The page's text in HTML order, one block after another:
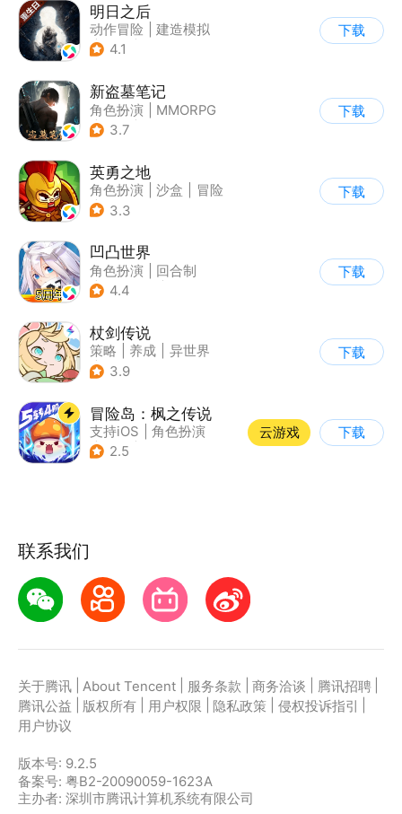
明日之后
动作冒险
建造模拟
| 丧尸
4.1
下载
新盗墓笔记
角色扮演
MMORPG
| 冒险
3.7
下载
英勇之地
角色扮演 沙盒
冒险
| steam游戏
3.3
下载
凹凸世界
角色扮演
回合制
| 动漫改编
4.4
下载
杖剑传说
策略 养成
异世界
| 二次元
3.9
下载
冒险岛：枫之传说
支持iOS
角色扮演
| 放置
2.5
云游戏 下载
联系我们
关于腾讯 About Tencent 服务条款 商务洽谈 腾讯招聘
腾讯公益
版权所有 用户权限 隐私政策 侵权投诉指引
用户协议
版本号: 9.2.5
备案号: 粤B2-20090059-1623A
主办者: 深圳市腾讯计算机系统有限公司